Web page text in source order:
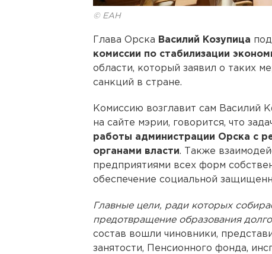
© ЕАН
Глава Орска Василий Козупица
комиссии по стабилизации
области, который заявил о таких
санкций в стране.
Комиссию возглавит сам Василий
на сайте мэрии, говорится, что
работы администрации Орска с
органами власти. Также
предприятиями всех форм
обеспечение социальной
Главные цели, ради которых
предотвращение образования
состав вошли чиновники,
занятости, Пенсионного фонда,